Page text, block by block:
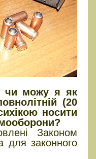
чи можу я як
(20
носити
Законом
для законного